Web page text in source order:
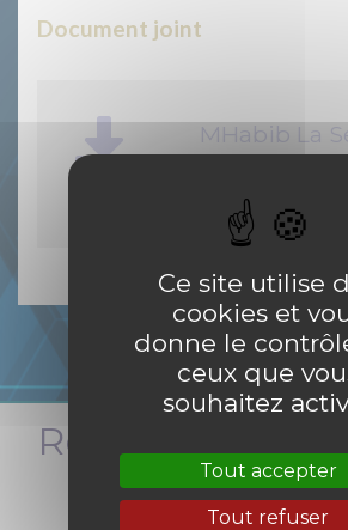
Document joint
MHabib La
-
Restez
clic
Ce site utilise
cookies et
donne le
ceux que
souhaitez
Tout accepter
Tout refuser